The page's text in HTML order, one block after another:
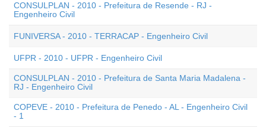
CONSULPLAN - 2010 - Prefeitura de Resende - RJ -
Engenheiro Civil
FUNIVERSA - 2010 - TERRACAP - Engenheiro Civil
UFPR - 2010 - UFPR - Engenheiro Civil
CONSULPLAN - 2010 - Prefeitura de Santa Maria Madalena -
RJ - Engenheiro Civil
COPEVE - 2010 - Prefeitura de Penedo - AL - Engenheiro Civil
- 1